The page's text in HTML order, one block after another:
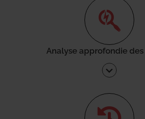
Analyse approfondie des